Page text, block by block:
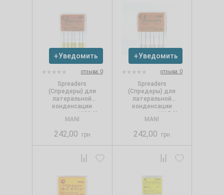
Уведомить
отзыва: 0
Spreaders
(Спредеры) для
латеральной
конденсации
гутаперчи №20 (6
шт./уп.), Mani
MANI
242,00 грн
Уведомить
отзыва: 0
Spreaders
(Спредеры) для
латеральной
конденсации
гутаперчи №15 (6
шт./уп.), Mani
MANI
242,00 грн